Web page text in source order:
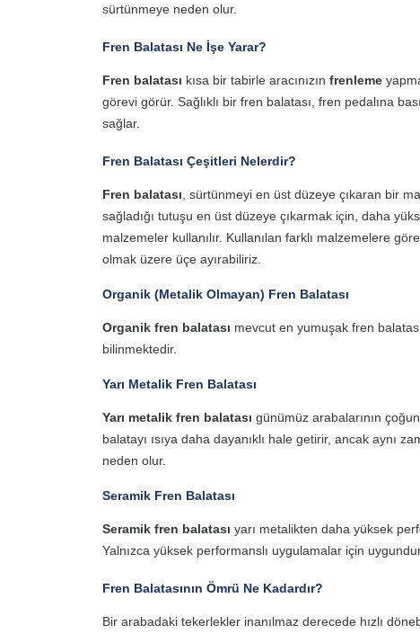
sürtünmeye neden olur.
Fren Balatası Ne İşe Yarar?
Fren balatası kısa bir tabirle aracınızın frenleme
görevi görür. Sağlıklı bir fren balatası, fren pedalına
sağlar.
Fren Balatası Çeşitleri Nelerdir?
Fren balatası , sürtünmeyi en üst düzeye çıkaran bir
sağladığı tutuşu en üst düzeye çıkarmak için, daha
malzemeler kullanılır. Kullanılan farklı malzemelere göre
olmak üzere üçe ayırabiliriz.
Organik (Metalik Olmayan) Fren Balatası
Organik fren balatası mevcut en yumuşak fren
bilinmektedir.
Yarı Metalik Fren Balatası
Yarı metalik fren balatası günümüz arabalarının
balatayı ısıya daha dayanıklı hale getirir, ancak aynı
neden olur.
Seramik Fren Balatası
Seramik fren balatası yarı metalikten daha yüksek
Yalnızca yüksek performanslı uygulamalar için
Fren Balatasının Ömrü Ne Kadardır?
Bir arabadaki tekerlekler inanılmaz derecede hızlı